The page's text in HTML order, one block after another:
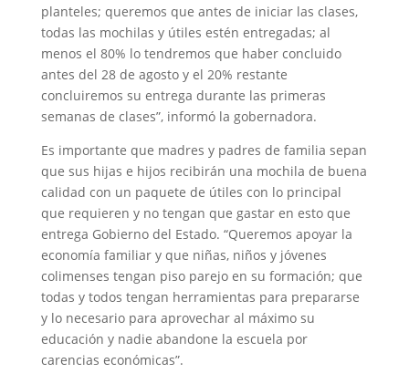
planteles; queremos que antes de iniciar las clases,
todas las mochilas y útiles estén entregadas; al
menos el 80% lo tendremos que haber concluido
antes del 28 de agosto y el 20% restante
concluiremos su entrega durante las primeras
semanas de clases”, informó la gobernadora.
Es importante que madres y padres de familia sepan
que sus hijas e hijos recibirán una mochila de buena
calidad con un paquete de útiles con lo principal
que requieren y no tengan que gastar en esto que
entrega Gobierno del Estado. “Queremos apoyar la
economía familiar y que niñas, niños y jóvenes
colimenses tengan piso parejo en su formación; que
todas y todos tengan herramientas para prepararse
y lo necesario para aprovechar al máximo su
educación y nadie abandone la escuela por
carencias económicas”.